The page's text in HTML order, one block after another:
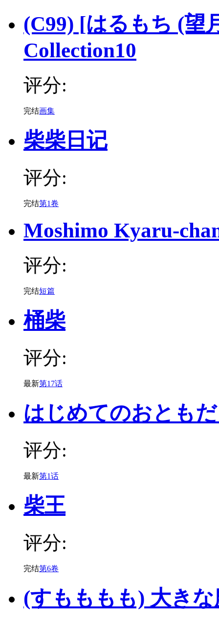
(C99) [はるもち (望
Collection10
评分:
完结画集
柴柴日记
评分:
完结第1卷
Moshimo Kyaru-
评分:
完结短篇
桶柴
评分:
最新第17话
はじめてのおとも
评分:
最新第1话
柴王
评分:
完结第6卷
(すもももも) 大き